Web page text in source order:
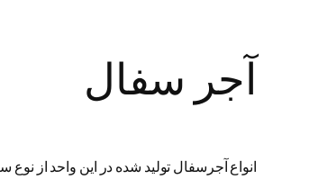
آجر سفال
انواع آجرسفال تولید شده در این واحد از